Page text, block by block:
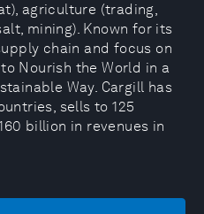
agriculture (trading,
mining). Known for its
chain and focus on
Nourish the World in a
Way. Cargill has
sells to 125
billion in revenues in